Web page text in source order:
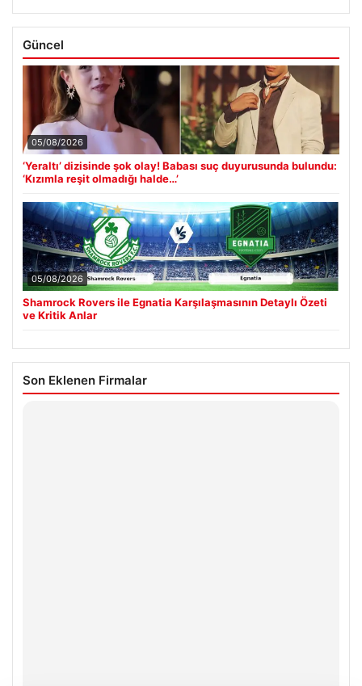
Güncel
05/08/2026
‘Yeraltı’ dizisinde şok olay! Babası suç duyurusunda bulundu:
‘Kızımla reşit olmadığı halde…’
05/08/2026
Shamrock Rovers ile Egnatia Karşılaşmasının Detaylı Özeti
ve Kritik Anlar
Son Eklenen Firmalar